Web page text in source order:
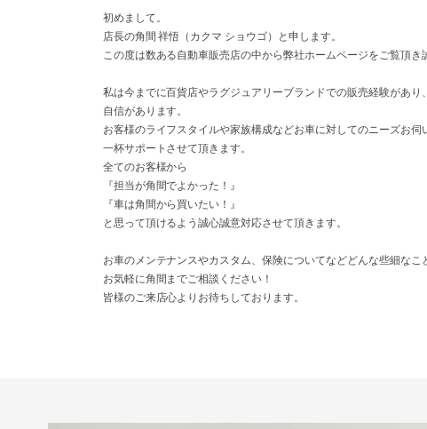
初めまして。
店長の角間 祥悟（カクマ ショウゴ）と申します。
この度は数ある自動車販売店の中から弊社ホームページをご覧頂き
私は今までに百貨店やラグジュアリーブランドでの販売経験があ
自信があります。
お客様のライフスタイルや家族構成などお車に対してのニーズお
一杯サポートさせて頂きます。
全てのお客様から
『担当が角間でよかった！』
『車は角間から買いたい！』
と思って頂けるよう誠心誠意対応させて頂きます。
お車のメンテナンスやカスタム、保険についてなどどんな些細なこ
お気軽に角間までご相談ください！
皆様のご来店心よりお待ちしております。